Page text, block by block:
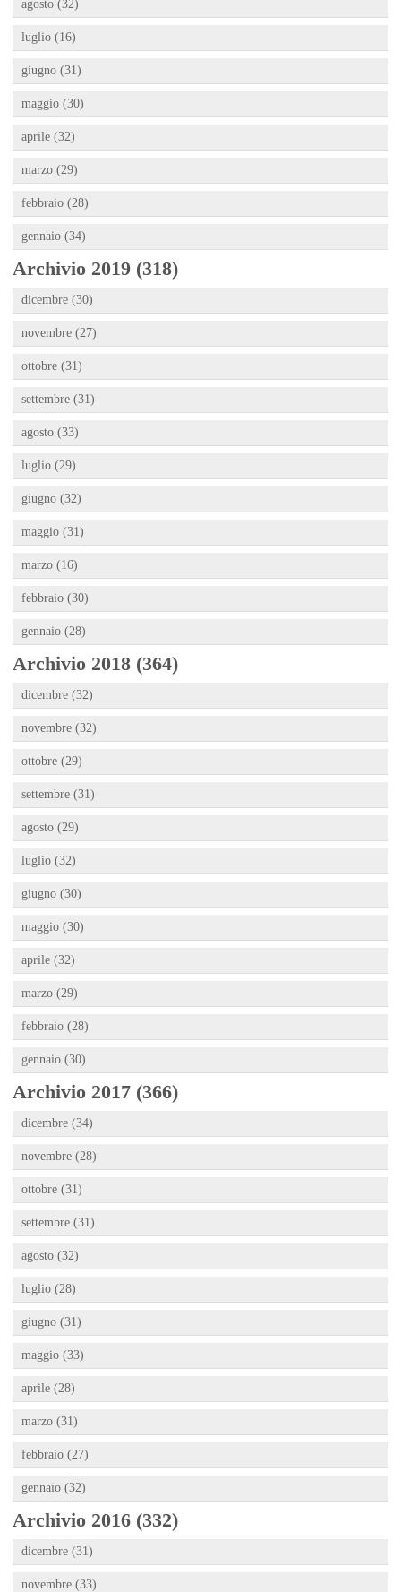
agosto (32)
luglio (16)
giugno (31)
maggio (30)
aprile (32)
marzo (29)
febbraio (28)
gennaio (34)
Archivio 2019 (318)
dicembre (30)
novembre (27)
ottobre (31)
settembre (31)
agosto (33)
luglio (29)
giugno (32)
maggio (31)
marzo (16)
febbraio (30)
gennaio (28)
Archivio 2018 (364)
dicembre (32)
novembre (32)
ottobre (29)
settembre (31)
agosto (29)
luglio (32)
giugno (30)
maggio (30)
aprile (32)
marzo (29)
febbraio (28)
gennaio (30)
Archivio 2017 (366)
dicembre (34)
novembre (28)
ottobre (31)
settembre (31)
agosto (32)
luglio (28)
giugno (31)
maggio (33)
aprile (28)
marzo (31)
febbraio (27)
gennaio (32)
Archivio 2016 (332)
dicembre (31)
novembre (33)